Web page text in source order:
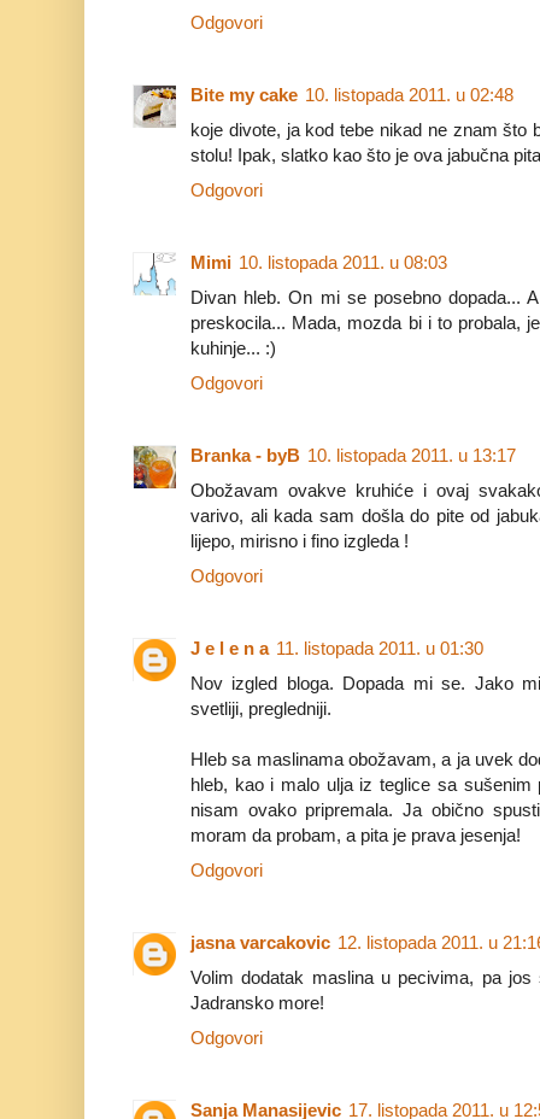
Odgovori
Bite my cake 10. listopada 2011. u 02:48
koje divote, ja kod tebe nikad ne znam što
stolu! Ipak, slatko kao što je ova jabučna
Odgovori
Mimi 10. listopada 2011. u 08:03
Divan hleb. On mi se posebno dopada...
preskocila... Mada, mozda bi i to probala,
kuhinje... :)
Odgovori
Branka - byB 10. listopada 2011. u 13:17
Obožavam ovakve kruhiće i ovaj
varivo, ali kada sam došla do pite od
lijepo, mirisno i fino izgleda !
Odgovori
J e l e n a 11. listopada 2011. u 01:30
Nov izgled bloga. Dopada mi se. Jako
svetliji, pregledniji.
Hleb sa maslinama obožavam, a ja uvek
hleb, kao i malo ulja iz teglice sa sušenim
nisam ovako pripremala. Ja obično
moram da probam, a pita je prava jesenja!
Odgovori
jasna varcakovic 12. listopada 2011. u
Volim dodatak maslina u pecivima, pa
Jadransko more!
Odgovori
Sanja Manasijevic 17. listopada 2011. u